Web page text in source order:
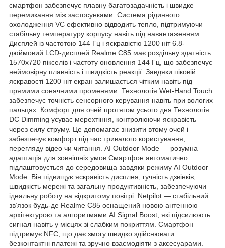
смартфон забезпечує плавну багатозадачність і швидке
перемикання між застосунками. Система рідинного
охолодження VC ефективно відводить тепло, підтримуючи
стабільну температуру корпусу навіть під навантаженням.
Дисплей із частотою 144 Гц і яскравістю 1200 ніт 6.8-
дюймовий LCD-дисплей Realme C85 має роздільну здатність
1570х720 пікселів і частоту оновлення 144 Гц, що забезпечує
неймовірну плавність і швидкість реакції. Завдяки піковій
яскравості 1200 ніт екран залишається чітким навіть під
прямими сонячними променями. Технологія Wet-Hand Touch
забезпечує точність сенсорного керування навіть при вологих
пальцях. Комфорт для очей протягом усього дня Технологія
DC Dimming усуває мерехтіння, контролюючи яскравість
через силу струму. Це допомагає знизити втому очей і
забезпечує комфорт під час тривалого користування,
перегляду відео чи читання. AI Outdoor Mode — розумна
адаптація для зовнішніх умов Смартфон автоматично
підлаштовується до середовища завдяки режиму AI Outdoor
Mode. Він підвищує яскравість дисплея, гучність дзвінків,
швидкість мережі та загальну продуктивність, забезпечуючи
ідеальну роботу на відкритому повітрі. Netpilot — стабільний
зв’язок будь-де Realme C85 оснащений новою антенною
архітектурою та алгоритмами AI Signal Boost, які підсилюють
сигнал навіть у місцях зі слабким покриттям. Смартфон
підтримує NFC, що дає змогу швидко здійснювати
безконтактні платежі та зручно взаємодіяти з аксесуарами.